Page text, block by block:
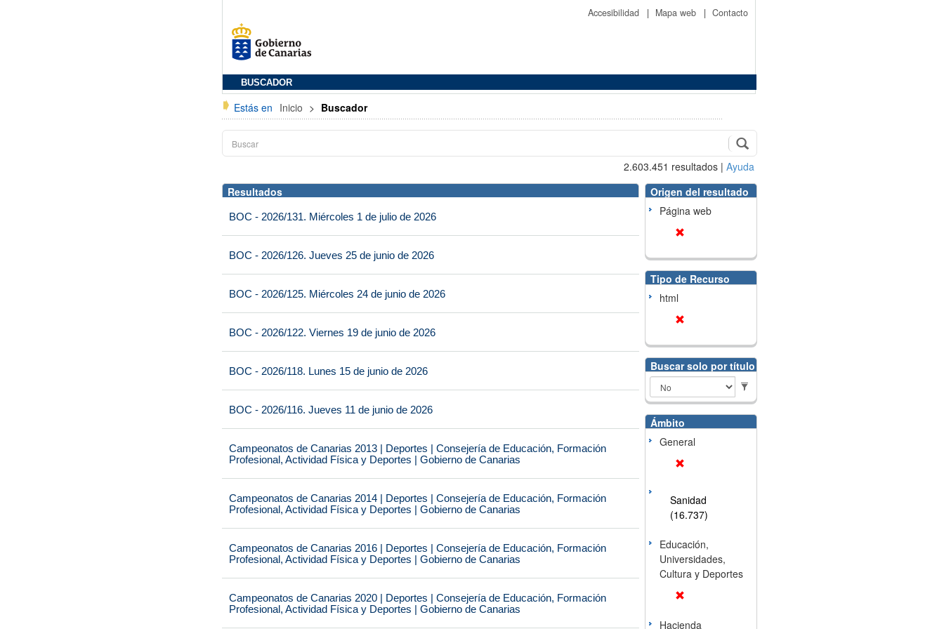
Accesibilidad | Mapa web | Contacto
BUSCADOR
Estás en Inicio > Buscador
2.603.451 resultados | Ayuda
Resultados
BOC - 2026/131. Miércoles 1 de julio de 2026
BOC - 2026/126. Jueves 25 de junio de 2026
BOC - 2026/125. Miércoles 24 de junio de 2026
BOC - 2026/122. Viernes 19 de junio de 2026
BOC - 2026/118. Lunes 15 de junio de 2026
BOC - 2026/116. Jueves 11 de junio de 2026
Campeonatos de Canarias 2013 | Deportes | Consejería de Educación, Formación
Profesional, Actividad Física y Deportes | Gobierno de Canarias
Campeonatos de Canarias 2014 | Deportes | Consejería de Educación, Formación
Profesional, Actividad Física y Deportes | Gobierno de Canarias
Campeonatos de Canarias 2016 | Deportes | Consejería de Educación, Formación
Profesional, Actividad Física y Deportes | Gobierno de Canarias
Campeonatos de Canarias 2020 | Deportes | Consejería de Educación, Formación
Profesional, Actividad Física y Deportes | Gobierno de Canarias
Origen del resultado
Página web
Tipo de Recurso
html
Buscar solo por título
Ámbito
General
Sanidad
(16.737)
Educación,
Universidades,
Cultura y Deportes
Hacienda